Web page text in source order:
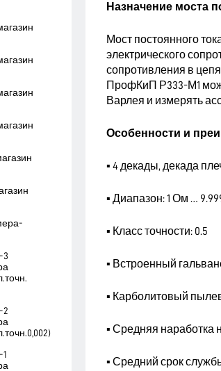
3
2
Назначение моста
Мост постоянного
электрического
сопротивления в
ПрофКиП Р333-М1
Варлея и измерять
Особенности и
▪ 4 декады, декада
▪ Диапазон: 1 Ом …
▪ Класс точности: 0.5
▪ Встроенный
▪ Карболитовый
▪ Средняя наработка
▪ Средний срок